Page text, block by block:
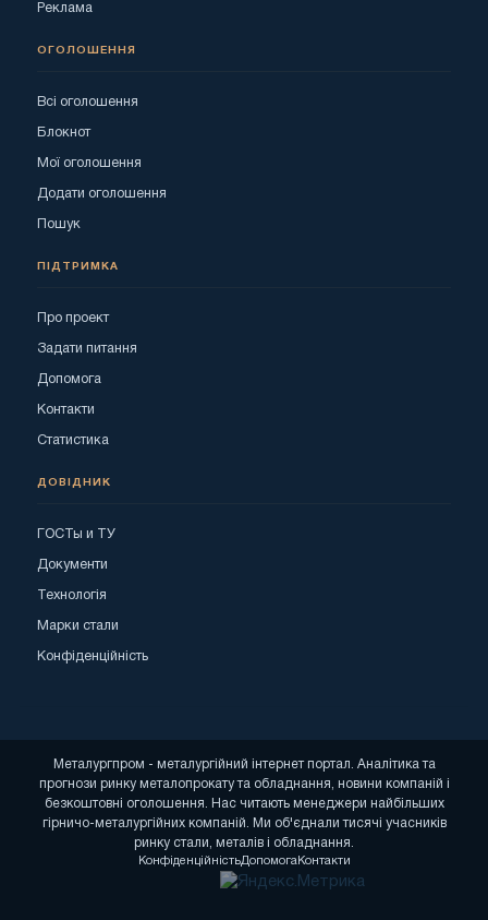
Реклама
ОГОЛОШЕННЯ
Всі оголошення
Блокнот
Мої оголошення
Додати оголошення
Пошук
ПІДТРИМКА
Про проект
Задати питання
Допомога
Контакти
Статистика
ДОВІДНИК
ГОСТы и ТУ
Документи
Технологія
Марки стали
Конфіденційність
Металургпром - металургійний інтернет портал. Аналітика та
прогнози ринку металопрокату та обладнання, новини компаній і
безкоштовні оголошення. Нас читають менеджери найбільших
гірничо-металургійних компаній. Ми об'єднали тисячі учасників
ринку стали, металів і обладнання.
КонфіденційністьДопомога Контакти